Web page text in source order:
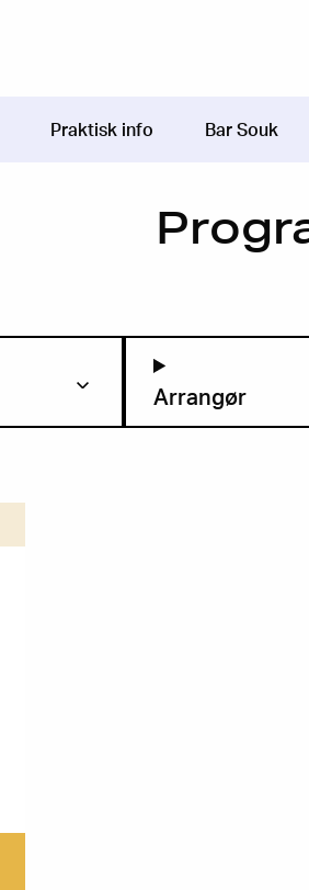
Praktisk info Bar Souk
Arrangør